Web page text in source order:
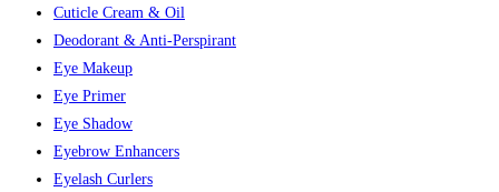
Cuticle Cream & Oil
Deodorant & Anti-Perspirant
Eye Makeup
Eye Primer
Eye Shadow
Eyebrow Enhancers
Eyelash Curlers